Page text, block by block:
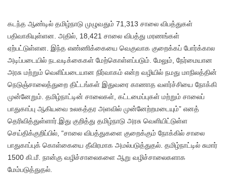
கடந்த ஆண்டில் தமிழ்நாடு முழுவதும் 71,313 சாலை விபத்துகள்
பதிவாகியுள்ளன. அதில், 18,421 சாலை விபத்து மரணங்கள்
ஏற்பட்டுள்ளன. இந்த எண்ணிக்கையை வெகுவாக குறைக்கப் போர்க்கால
அடிப்படையில் நடவடிக்கைகள் மேற்கொள்ளப்படும். மேலும், நேர்மையான
அரசு மற்றும் வெளிப்படையான நிர்வாகம் என்ற வழியில் நமது மாநிலத்தின்
நெடுஞ்சாலைத்துறை திட்டங்கள் இதுவரை காணாத வளர்ச்சியை நோக்கி
முன்னேறும். தமிழ்நாட்டின் சாலைகள், கட்டமைப்புகள் மற்றும் சாலைப்
பாதுகாப்பு ஆகியவை உலகத்தர அளவில் முன்னேற்றமடையும்” எனத்
தெரிவித்துள்ளார்.இது குறித்து தமிழ்நாடு அரசு வெளியிட்டுள்ள
செய்திக்குறிப்பில், “சாலை விபத்துகளை குறைக்கும் நோக்கில் சாலை
பாதுகாப்புக் கொள்கையை தீவிரமாக அமல்படுத்துதல். தமிழ்நாட்டில் சுமார்
1500 கி.மீ. நான்கு வழிச்சாலைகளை ஆறு வழிச்சாலைகளாக
மேம்படுத்துதல்.